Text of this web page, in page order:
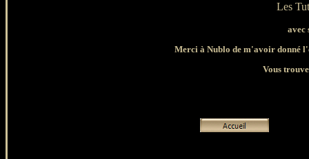
Les
avec
Merci à Nublo de m'avoir donné
Vous